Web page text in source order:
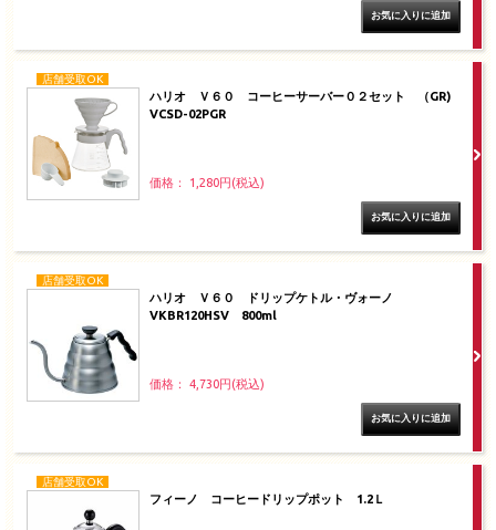
店舗受取OK
ハリオ Ｖ６０ コーヒーサーバー０２セット （GR)
VCSD-02PGR
価格： 1,280円(税込)
店舗受取OK
ハリオ Ｖ６０ ドリップケトル・ヴォーノ
VKBR120HSV 800ml
価格： 4,730円(税込)
店舗受取OK
フィーノ コーヒードリップポット 1.2Ｌ